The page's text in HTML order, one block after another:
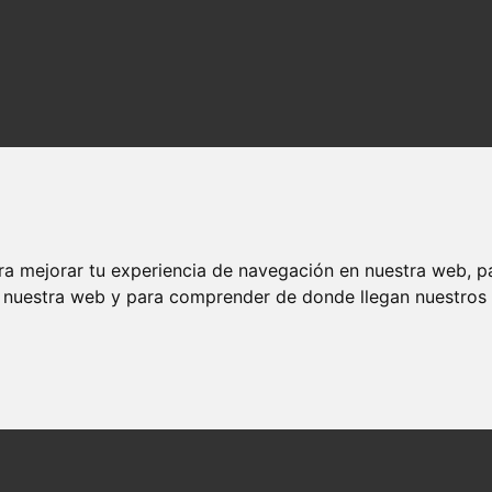
mejorar tu experiencia de navegación en nuestra web,
web y para comprender de donde llegan